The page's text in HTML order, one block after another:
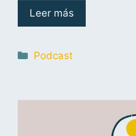
Leer más
Podcast